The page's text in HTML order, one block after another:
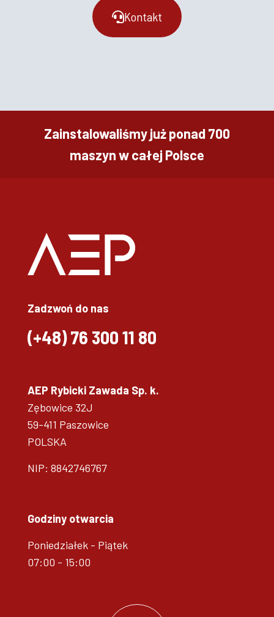
Kontakt
Zainstalowaliśmy już ponad 700
maszyn w całej Polsce
Zadzwoń do nas
(+48)76 300 11 80
AEP Rybicki Zawada Sp. k.
Zębowice 32J
59-411 Paszowice
POLSKA
NIP: 8842746767
Godziny otwarcia
Poniedziałek - Piątek
07:00 - 15:00